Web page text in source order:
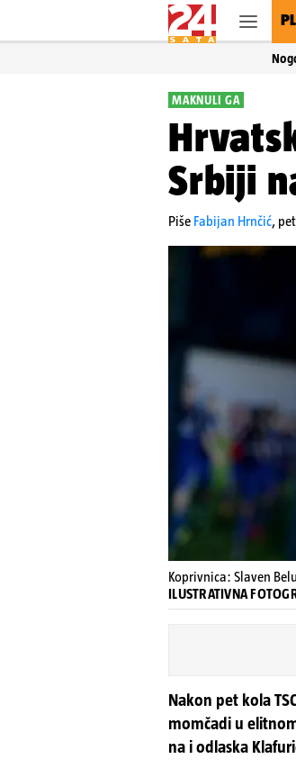
MAKNULI GA
Srbiji
Piše Fabijan Hrnčić,
Koprivnica: Slaven
ILUSTRATIVNA
Nakon pet kola
momčadi u
na i odlaska